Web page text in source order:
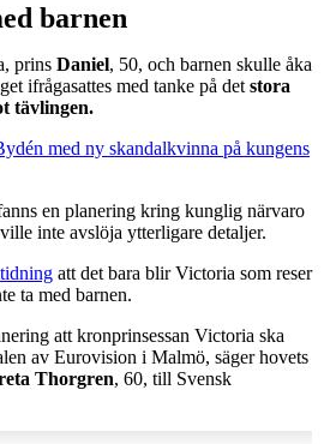
barnen
prins Daniel, 50, och barnen skulle åka
ifrågasattes med tanke på det stora
tävlingen.
med ny skandalkvinna på kungens
en planering kring kunglig närvaro
inte avslöja ytterligare detaljer.
att det bara blir Victoria som reser
ta med barnen.
att kronprinsessan Victoria ska
av Eurovision i Malmö, säger hovets
Thorgren, 60, till Svensk